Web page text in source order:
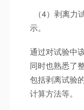
（4） 剥离力
示。
通过对试验中
同时也熟悉了
包括剥离试验
计算方法等。